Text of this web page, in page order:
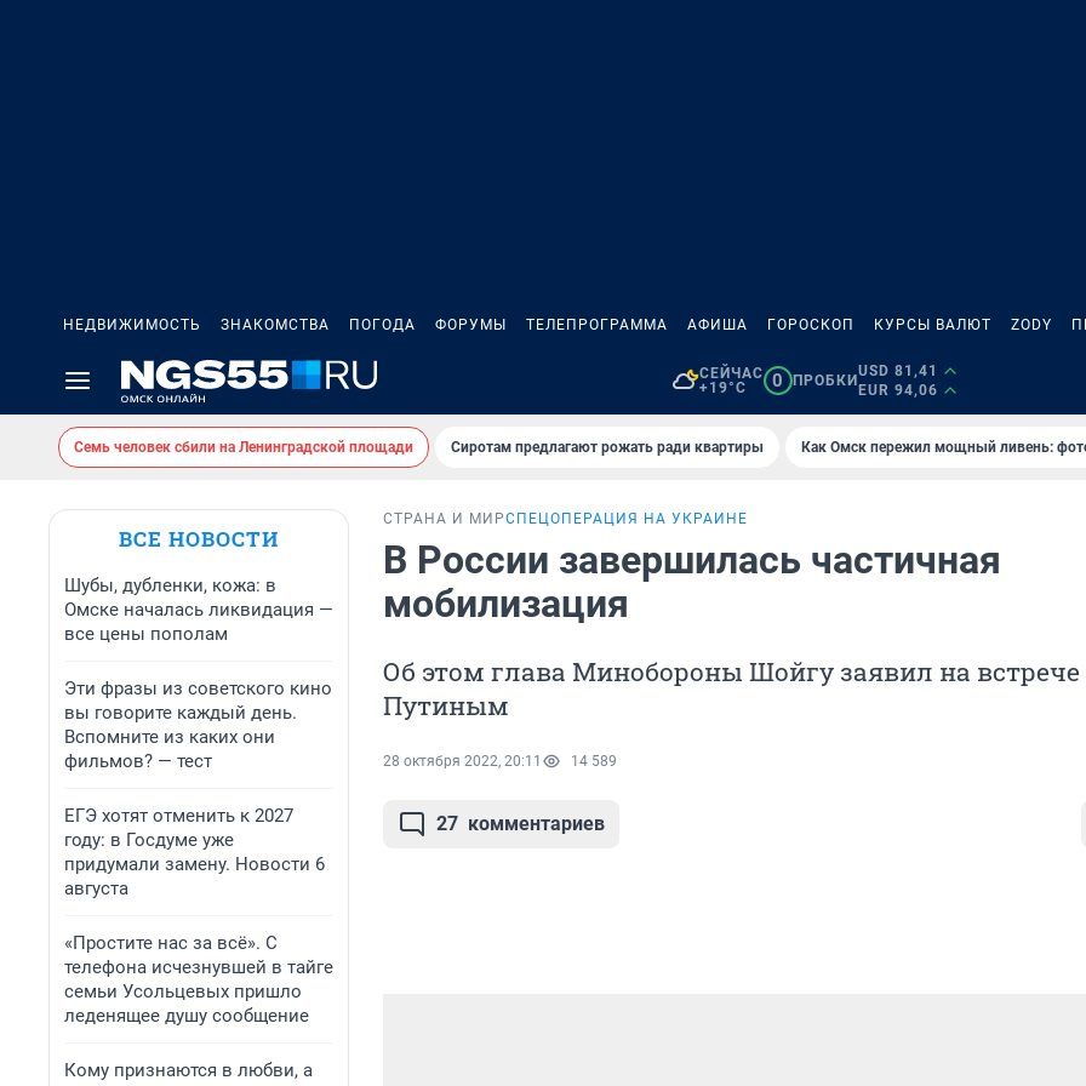
НЕДВИЖИМОСТЬ ЗНАКОМСТВА ПОГОДА ФОРУМЫ ТЕЛЕПРОГРАММА АФИША ГОРОСКОП КУРСЫ ВАЛЮТ ZODY
СЕЙЧАС
+19°C
0 ПРОБКИ
USD 81,41
EUR 94,06
Семь человек сбили на Ленинградской площади Сиротам предлагают рожать ради квартиры Как Омск пережил мощный ливень:
ВСЕ НОВОСТИ
Шубы, дубленки, кожа: в
Омске началась ликвидация —
все цены пополам
Эти фразы из советского кино
вы говорите каждый день.
Вспомните из каких они
фильмов? — тест
ЕГЭ хотят отменить к 2027
году: в Госдуме уже
придумали замену. Новости 6
августа
«Простите нас за всё». С
телефона исчезнувшей в тайге
семьи Усольцевых пришло
леденящее душу сообщение
Кому признаются в любви, а
СТРАНА И МИРСПЕЦОПЕРАЦИЯ НА УКРАИНЕ
В России завершилась частичная
мобилизация
Об этом глава Минобороны Шойгу заявил на встрече
Путиным
28 октября 2022, 20:11 14 589
27 комментариев